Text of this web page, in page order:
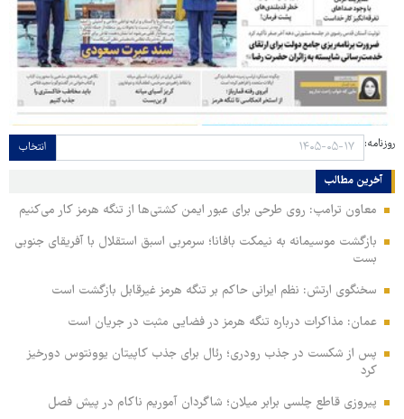
روزنامه: انتخاب
آخرین مطالب
معاون ترامپ: روی طرحی برای عبور ایمن کشتی‌ها از تنگه هرمز کار می‌کنیم
بازگشت موسیمانه به نیمکت بافانا؛ سرمربی اسبق استقلال با آفریقای جنوبی
بست
سخنگوی ارتش: نظم ایرانی حاکم بر تنگه هرمز غیرقابل بازگشت است
عمان: مذاکرات درباره تنگه هرمز در فضایی مثبت در جریان است
پس از شکست در جذب رودری؛ رئال برای جذب کاپیتان یوونتوس دورخیز
کرد
پیروزی قاطع چلسی برابر میلان؛ شاگردان آموریم ناکام در پیش فصل